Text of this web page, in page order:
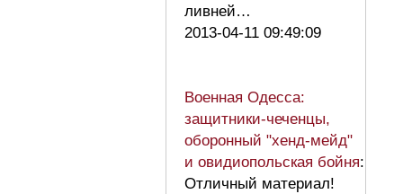
ливней…
2013-04-11 09:49:09
Военная Одесса:
защитники-чеченцы,
оборонный "хенд-мейд"
и овидиопольская бойня:
Отличный материал!